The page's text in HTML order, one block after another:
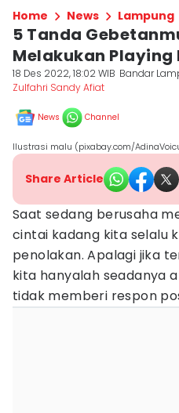
Home News Lampung
5 Tanda
Melakukan Playing
18 Des 2022, 18:02 WIB Bandar
Zulfahri Sandy Afiat
News Channel
Ilustrasi malu (pixabay.com/
Share Article
Saat sedang berusaha
cintai kadang kita selalu
penolakan. Apalagi jika
kita hanyalah seadanya
tidak memberi respon